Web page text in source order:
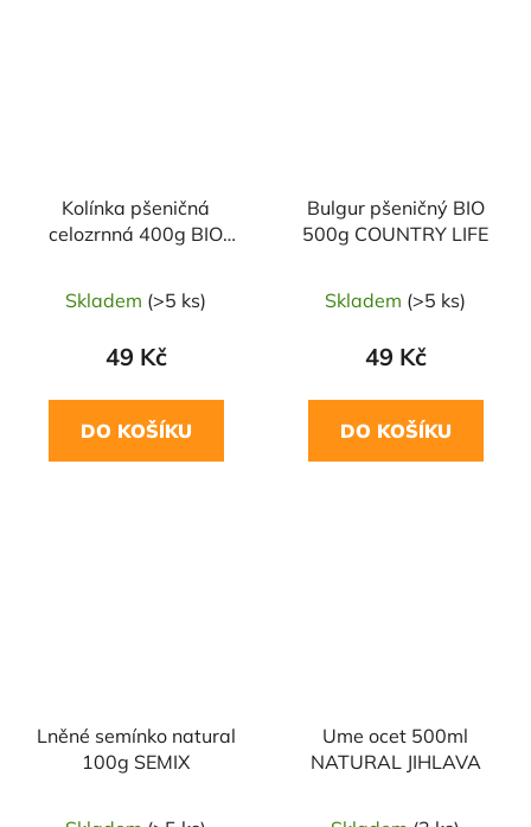
Kolínka pšeničná
celozrnná 400g BIO
Skladem (>5 ks)
49 Kč
DO KOŠÍKU
Bulgur pšeničný BIO
500g COUNTRY LIFE
Skladem (>5 ks)
49 Kč
DO KOŠÍKU
Lněné semínko natural
100g SEMIX
Ume ocet 500ml
NATURAL JIHLAVA